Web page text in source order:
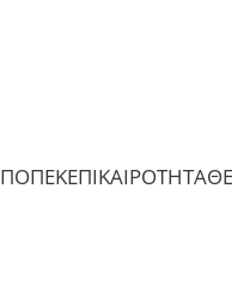
ΠΟΠΕΚΕΠΙΚΑΙΡΟΤΗΤΑ